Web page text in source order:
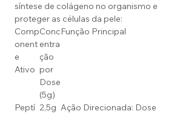
síntese de colágeno no organismo e
proteger as células da pele:
Comp
onent
e
Ativo
Conc
entra
ção
por
Dose
(5g)
Função Principal
Peptí 2,5g Ação Direcionada: Dose